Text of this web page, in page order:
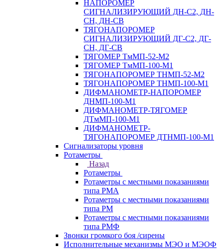
НАПОРОМЕР
СИГНАЛИЗИРУЮЩИЙ ДН-С2, ДН-
СН, ДН-СВ
ТЯГОНАПОРОМЕР
СИГНАЛИЗИРУЮЩИЙ ДГ-С2, ДГ-
СН, ДГ-СВ
ТЯГОМЕР ТмМП-52-М2
ТЯГОМЕР ТмМП-100-М1
ТЯГОНАПОРОМЕР ТНМП-52-М2
ТЯГОНАПОРОМЕР ТНМП-100-М1
ДИФМАНОМЕТР-НАПОРОМЕР
ДНМП-100-М1
ДИФМАНОМЕТР-ТЯГОМЕР
ДТмМП-100-М1
ДИФМАНОМЕТР-
ТЯГОНАПОРОМЕР ДТНМП-100-М1
Сигнализаторы уровня
Ротаметры
Назад
Ротаметры
Ротаметры с местными показаниями
типа РМА
Ротаметры с местными показаниями
типа РМ
Ротаметры с местными показаниями
типа РМФ
Звонки громкого боя /сирены
Исполнительные механизмы МЭО и МЭОФ